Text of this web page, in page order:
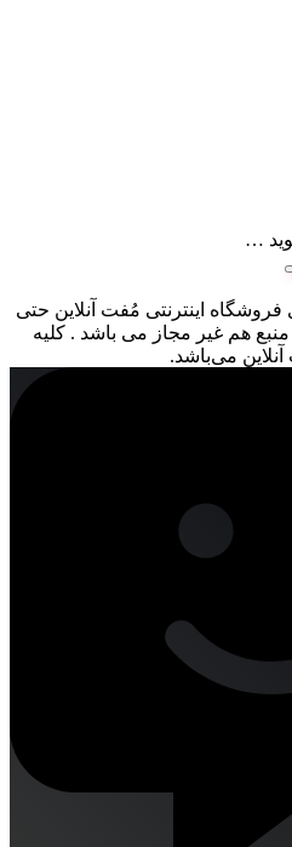
…
اینترنتی مُفت آنلاین حتی
هم غیر مجاز می باشد . کلیه
می‌باشد.